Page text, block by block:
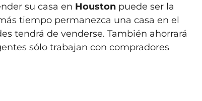
su casa en Houston puede ser la
tiempo permanezca una casa en el
tendrá de venderse. También ahorrará
sólo trabajan con compradores